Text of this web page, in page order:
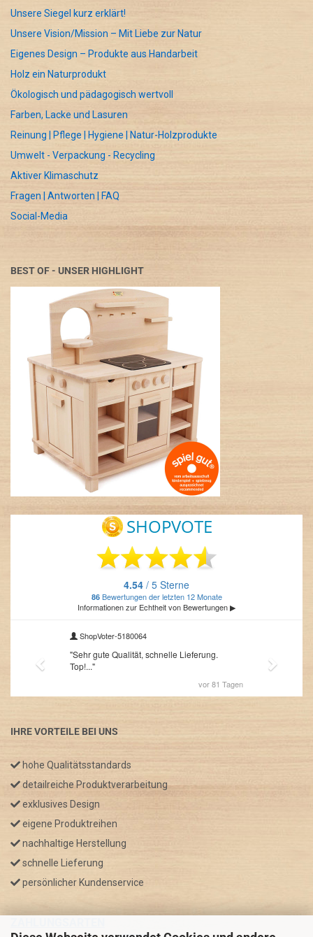
Unsere Siegel kurz erklärt!
Unsere Vision/Mission – Mit Liebe zur Natur
Eigenes Design – Produkte aus Handarbeit
Holz ein Naturprodukt
Ökologisch und pädagogisch wertvoll
Farben, Lacke und Lasuren
Reinung | Pflege | Hygiene | Natur-Holzprodukte
Umwelt - Verpackung - Recycling
Aktiver Klimaschutz
Fragen | Antworten | FAQ
Social-Media
BEST OF - UNSER HIGHLIGHT
IHRE VORTEILE BEI UNS
hohe Qualitätsstandards
detailreiche Produktverarbeitung
exklusives Design
eigene Produktreihen
nachhaltige Herstellung
schnelle Lieferung
persönlicher Kundenservice